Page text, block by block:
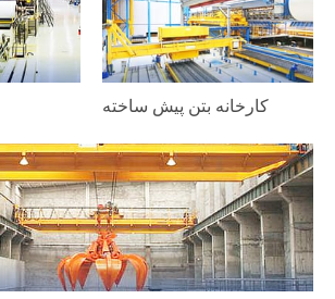
کارخانه بتن پیش ساخته